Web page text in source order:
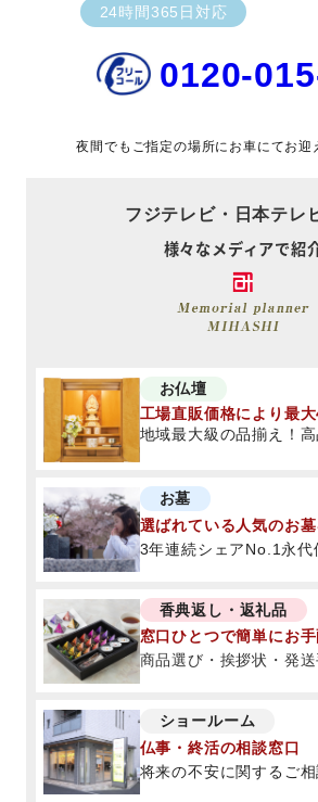
24時間365日対応
0120-
夜間でもご指定の場所にお車にてお迎
フジテレビ・日本テレ
様々なメディアで紹
お仏壇
工場直販価格により最大
地域最大級の品揃え！
お墓
選ばれている人気のお
3年連続シェアNo.1永代
香典返し・返礼品
窓口ひとつで簡単にお
商品選び・挨拶状・発
ショールーム
仏事・終活の相談窓口
将来の不安に関するご